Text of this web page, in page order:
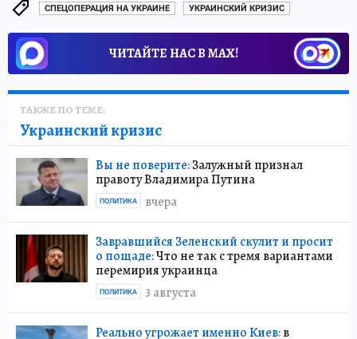
СПЕЦОПЕРАЦИЯ НА УКРАИНЕ УКРАИНСКИЙ КРИЗИС
ЧИТАЙТЕ НАС В МАХ!
ТАКЖЕ ПО ТЕМЕ:
Украинский кризис
Вы не поверите:Залужный признал
правоту Владимира Путина
вчера
ПОЛИТИКА
Завравшийся Зеленский скулит и просит
о пощаде:Что не так с тремя вариантами
перемирия украинца
3 августа
ПОЛИТИКА
Реально угрожает именно Киев:в